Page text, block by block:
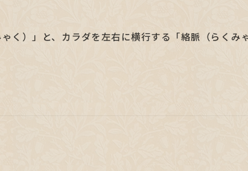
く）」と、カラダを左右に横行する「絡脈（らくみ